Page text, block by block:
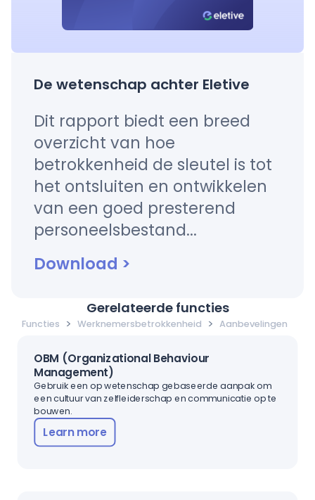
De wetenschap achter Eletive
Dit rapport biedt een breed
overzicht van hoe
betrokkenheid de sleutel is tot
het ontsluiten en ontwikkelen
van een goed presterend
personeelsbestand...
Download >
Gerelateerde functies
Functies > Werknemersbetrokkenheid > Aanbevelingen
OBM (Organizational Behaviour
Management)
Gebruik een op wetenschap gebaseerde aanpak om
een cultuur van zelfleiderschap en communicatie op te
bouwen.
Learn more